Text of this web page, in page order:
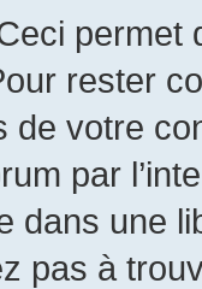
permet
rester
de votre
par
dans une
pas à